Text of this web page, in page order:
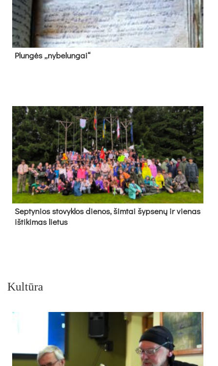
Plun­gės „ny­be­lun­gai“
Sep­ty­nios sto­vyk­los die­nos, šim­tai šyp­se­nų ir vie­nas
iš­ti­ki­mas lie­tus
Kultūra